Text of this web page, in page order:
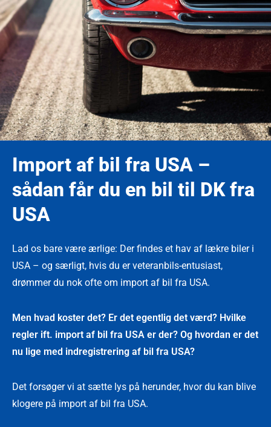
Import af bil fra USA –
sådan får du en bil til DK fra
USA
Lad os bare være ærlige: Der findes et hav af lækre biler i
USA – og særligt, hvis du er veteranbils-entusiast,
drømmer du nok ofte om import af bil fra USA.
Men hvad koster det? Er det egentlig det værd? Hvilke
regler ift. import af bil fra USA er der? Og hvordan er det
nu lige med indregistrering af bil fra USA?
Det forsøger vi at sætte lys på herunder, hvor du kan blive
klogere på import af bil fra USA.